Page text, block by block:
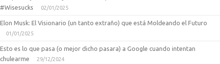
#Wisesucks
02/01/2025
Elon Musk: El Visionario (un tanto extraño) que está Moldeando el Futuro
01/01/2025
Esto es lo que pasa (o mejor dicho pasara) a Google cuando intentan
chulearme
29/12/2024